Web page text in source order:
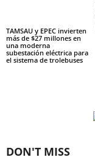
TAMSAU y EPEC invierten
más de $27 millones en
una moderna
subestación eléctrica para
el sistema de trolebuses
DON'T MISS